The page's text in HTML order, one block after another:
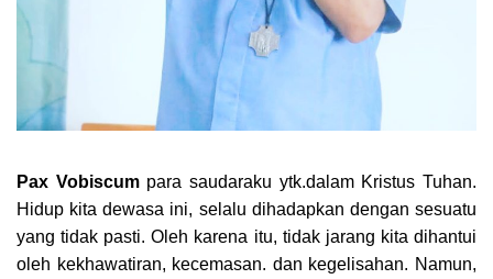
Pax Vobiscumpara saudaraku ytk.dalam Kristus Tuhan.
Hidup kita dewasa ini, selalu dihadapkan dengan sesuatu
yang tidak pasti. Oleh karena itu, tidak jarang kita dihantui
oleh kekhawatiran, kecemasan. dan kegelisahan. Namun,